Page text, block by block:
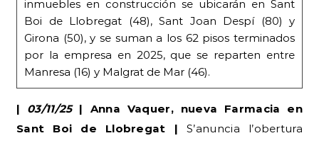
inmuebles en construcción se ubicarán en Sant
Boi de Llobregat (48), Sant Joan Despí (80) y
Girona (50), y se suman a los 62 pisos terminados
por la empresa en 2025, que se reparten entre
Manresa (16) y Malgrat de Mar (46).
| 03/11/25| Anna Vaquer, nueva Farmacia en
Sant Boi de Llobregat |S’anuncia l’obertura